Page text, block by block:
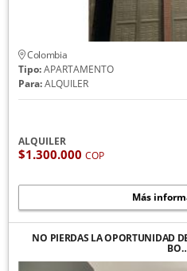
Colombia
Tipo:APARTAMENTO
Para:ALQUILER
ALQUILER
$1.300.000 COP
Más
NO PIERDAS LA OPORTUNIDAD